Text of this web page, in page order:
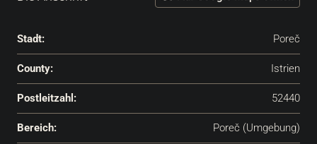
Stadt: Poreč
County: Istrien
Postleitzahl: 52440
Bereich: Poreč (Umgebung)